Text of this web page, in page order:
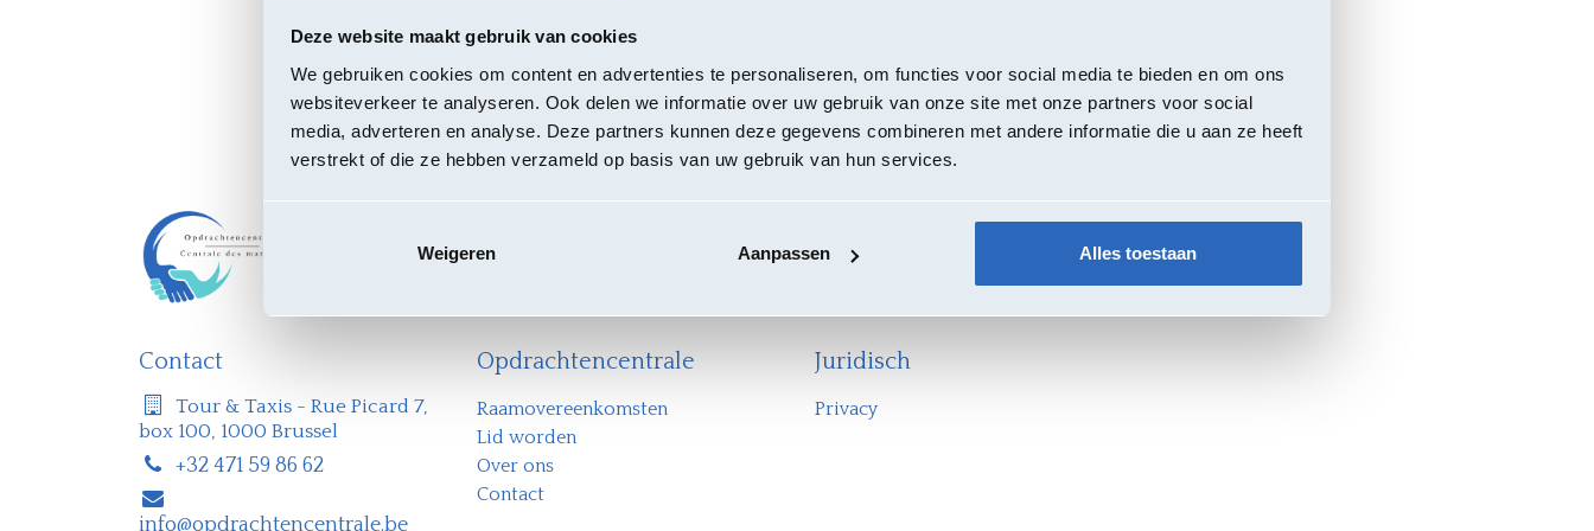
Deze website maakt gebruik van cookies
We gebruiken cookies om content en advertenties te personaliseren, om functies voor social media te bieden en om ons
websiteverkeer te analyseren. Ook delen we informatie over uw gebruik van onze site met onze partners voor social
media, adverteren en analyse. Deze partners kunnen deze gegevens combineren met andere informatie die u aan ze heeft
verstrekt of die ze hebben verzameld op basis van uw gebruik van hun services.
Weigeren Aanpassen Alles toestaan
​Contact
Tour & Taxis - Rue Picard 7,
box 100, 1000 Brussel
+32 471 59 86 62
info@opdrachtencentrale.be
​Opdrachtencentrale
Raamovereenkomsten
Lid worden
Over ons
Contact
Juridisch
Privacy